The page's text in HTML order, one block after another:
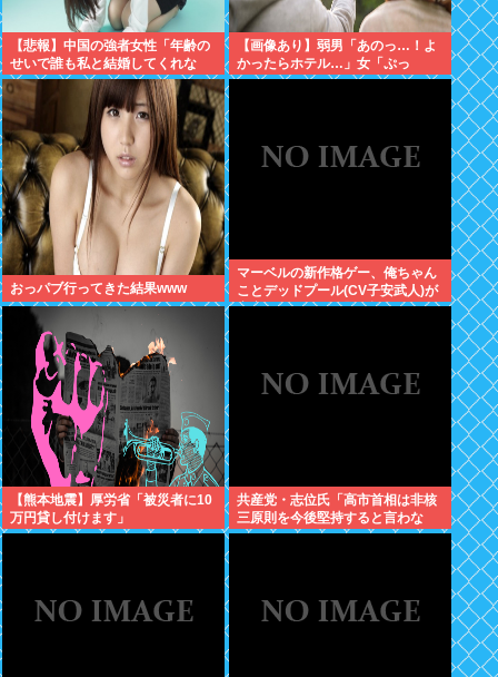
【悲報】中国の強者女性「年齢の
せいで誰も私と結婚してくれな
い！！」⇒ (※画像あり)
【画像あり】弱男「あのっ…！よ
かったらホテル…」女「ぷっ
www」⇒！
おっパブ行ってきた結果www
マーベルの新作格ゲー、俺ちゃん
ことデッドプール(CV子安武人)が
安定のやりたい放題で話題に
【熊本地震】厚労省「被災者に10
万円貸し付けます」
共産党・志位氏「高市首相は非核
三原則を今後堅持すると言わな
い！」